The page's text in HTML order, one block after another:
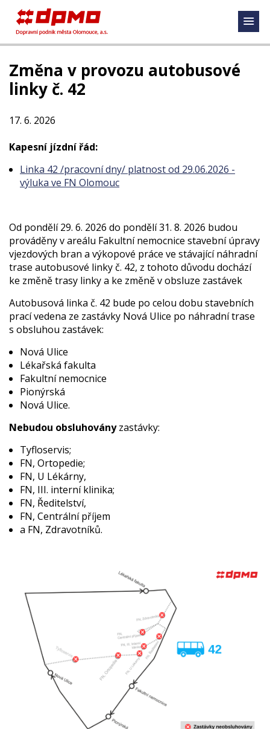
Změna v provozu autobusové
linky č. 42
17. 6. 2026
Kapesní jízdní řád:
Linka 42 /pracovní dny/ platnost od 29.06.2026 -
výluka ve FN Olomouc
Od pondělí 29. 6. 2026 do pondělí 31. 8. 2026 budou
prováděny v areálu Fakultní nemocnice stavební úpravy
vjezdových bran a výkopové práce ve stávající náhradní
trase autobusové linky č. 42, z tohoto důvodu dochází
ke změně trasy linky a ke změně v obsluze zastávek
Autobusová linka č. 42 bude po celou dobu stavebních
prací vedena ze zastávky Nová Ulice po náhradní trase
s obsluhou zastávek:
Nová Ulice
Lékařská fakulta
Fakultní nemocnice
Pionýrská
Nová Ulice.
Nebudou obsluhoványzastávky:
Tyfloservis;
FN, Ortopedie;
FN, U Lékárny,
FN, III. interní klinika;
FN, Ředitelství,
FN, Centrální příjem
a FN, Zdravotníků.